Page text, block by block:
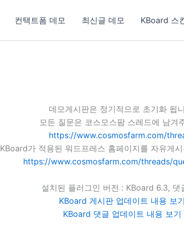
컨택트폼 데모 최신글 데모 KBoard 스
데모게시판은 정기적으로 초기화 됩
모든 질문은 코스모스팜 스레드에 남겨
https://www.cosmosfarm.com/
KBoard가 적용된 워드프레스 홈페이지를 자유게
https://www.cosmosfarm.com/threads/
설치된 플러그인 버전 : KBoard 6.3, 댓
KBoard 게시판 업데이트 내용 보기
KBoard 댓글 업데이트 내용 보기